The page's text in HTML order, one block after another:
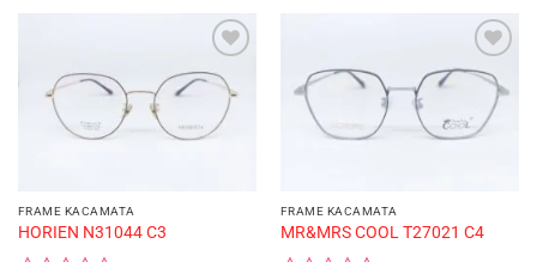
FRAME KACAMATA
HORIEN N31044 C3
FRAME KACAMATA
MR&MRS COOL T27021 C4